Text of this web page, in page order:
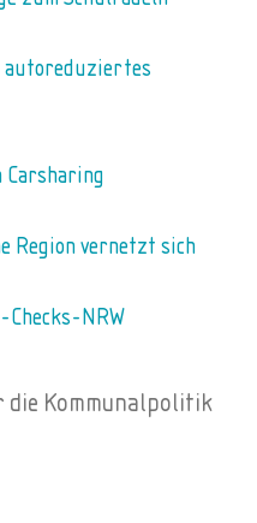
autoreduziertes
Carsharing
Region vernetzt sich
NRW
Kommunalpolitik